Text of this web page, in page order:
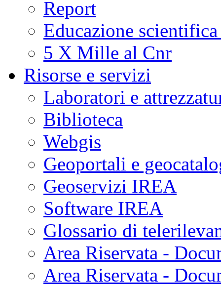
Report
Educazione
5 X Mille al Cnr
Risorse e servizi
Laboratori e
Biblioteca
Webgis
Geoportali e
Geoservizi IREA
Software IREA
Glossario di
Area Riservata -
Area Riservata -